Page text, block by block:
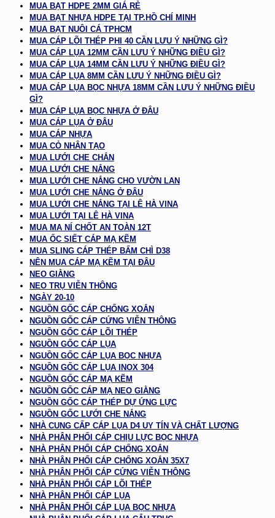
MUA BẠT HDPE 2MM GIÁ RẺ
MUA BẠT NHỰA HDPE TẠI TP.HỒ CHÍ MINH
MUA BẠT NUÔI CÁ TPHCM
MUA CÁP LÕI THÉP PHI 40 CẦN LƯU Ý NHỮNG GÌ?
MUA CÁP LỤA 12MM CẦN LƯU Ý NHỮNG ĐIỀU GÌ?
MUA CÁP LỤA 14MM CẦN LƯU Ý NHỮNG ĐIỀU GÌ?
MUA CÁP LỤA 8MM CẦN LƯU Ý NHỮNG ĐIỀU GÌ?
MUA CÁP LỤA BỌC NHỰA 18MM CẦN LƯU Ý NHỮNG ĐIỀU
GÌ?
MUA CÁP LỤA BỌC NHỰA Ở ĐÂU
MUA CÁP LỤA Ở ĐÂU
MUA CÁP NHỰA
MUA CỎ NHÂN TẠO
MUA LƯỚI CHE CHẮN
MUA LƯỚI CHE NẮNG
MUA LƯỚI CHE NẮNG CHO VƯỜN LAN
MUA LƯỚI CHE NẮNG Ở ĐÂU
MUA LƯỚI CHE NẮNG TẠI LÊ HÀ VINA
MUA LƯỚI TẠI LÊ HÀ VINA
MUA MA NÍ CHỐT AN TOÀN 12T
MUA ỐC SIẾT CÁP MẠ KẼM
MUA SLING CÁP THÉP BẤM CHÌ D38
NÊN MUA CÁP MẠ KẼM TẠI ĐÂU
NEO GIẰNG
NEO TRỤ VIỄN THÔNG
NGÀY 20-10
NGUỒN GỐC CÁP CHỐNG XOẮN
NGUỒN GỐC CÁP CỨNG VIỄN THÔNG
NGUỒN GỐC CÁP LÕI THÉP
NGUỒN GỐC CÁP LỤA
NGUỒN GỐC CÁP LỤA BỌC NHỰA
NGUỒN GỐC CÁP LỤA INOX 304
NGUỒN GỐC CÁP MẠ KẼM
NGUỒN GỐC CÁP MẠ NEO GIẰNG
NGUỒN GỐC CÁP THÉP DỰ ỨNG LỰC
NGUỒN GỐC LƯỚI CHE NẮNG
NHÀ CUNG CẤP CÁP LỤA D4 UY TÍN VÀ CHẤT LƯỢNG
NHÀ PHÂN PHỐI CÁP CHỊU LỰC BỌC NHỰA
NHÀ PHÂN PHỐI CÁP CHỐNG XOẮN
NHÀ PHÂN PHỐI CÁP CHỐNG XOẮN 35X7
NHÀ PHÂN PHỐI CÁP CỨNG VIỄN THÔNG
NHÀ PHÂN PHỐI CÁP LÕI THÉP
NHÀ PHÂN PHỐI CÁP LỤA
NHÀ PHÂN PHỐI CÁP LỤA BỌC NHỰA